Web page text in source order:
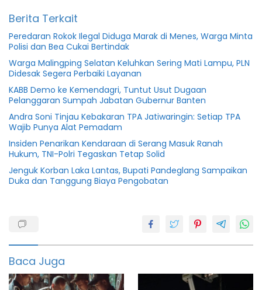
Berita Terkait
Peredaran Rokok Ilegal Diduga Marak di Menes, Warga Minta
Polisi dan Bea Cukai Bertindak
Warga Malingping Selatan Keluhkan Sering Mati Lampu, PLN
Didesak Segera Perbaiki Layanan
KABB Demo ke Kemendagri, Tuntut Usut Dugaan
Pelanggaran Sumpah Jabatan Gubernur Banten
Andra Soni Tinjau Kebakaran TPA Jatiwaringin: Setiap TPA
Wajib Punya Alat Pemadam
Insiden Penarikan Kendaraan di Serang Masuk Ranah
Hukum, TNI-Polri Tegaskan Tetap Solid
Jenguk Korban Laka Lantas, Bupati Pandeglang Sampaikan
Duka dan Tanggung Biaya Pengobatan
Bpbd
DAMKAR
Baca Juga